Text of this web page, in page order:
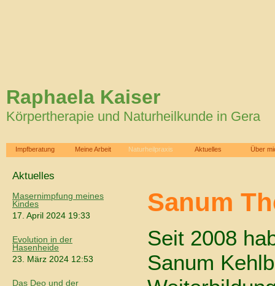
Raphaela Kaiser
Körpertherapie und Naturheilkunde in Gera
Impfberatung Meine Arbeit Naturheilpraxis Aktuelles Über
Aktuelles
Masernimpfung meines
Kindes
17. April 2024 19:33
Evolution in der
Hasenheide
23. März 2024 12:53
Das Deo und der
Sanum
Seit 2008
Sanum